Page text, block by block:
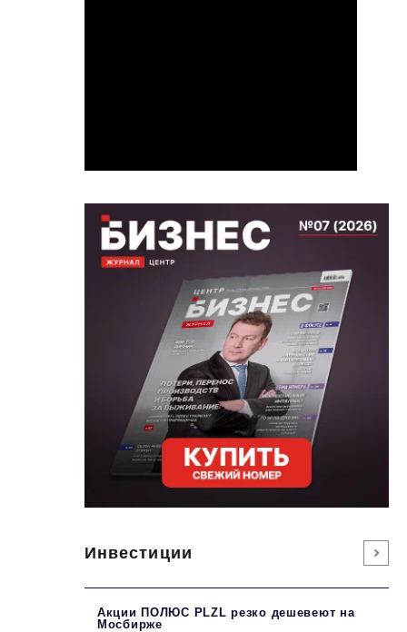
Инвестиции
Акции ПОЛЮС PLZL резко дешевеют на
Мосбирже